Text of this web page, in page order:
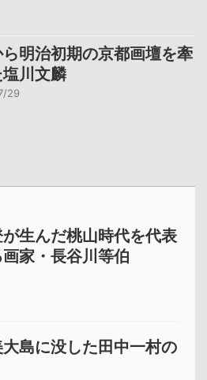
明治初期の京都画壇を牽
川文麟
29
生んだ桃山時代を代表
家・長谷川等伯
島に没した田中一村の